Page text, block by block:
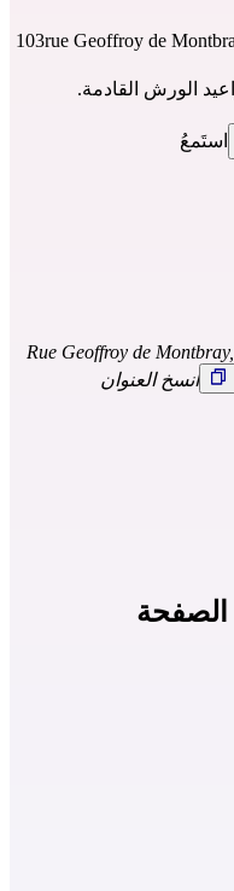
الورش القادمة.
استَمعُ
103, Rue Geoffroy de
انسخ العنوان